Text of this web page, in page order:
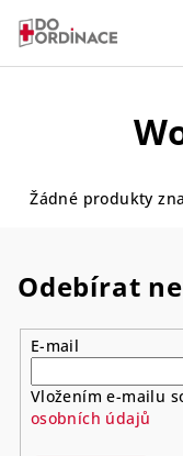
obsah
Žádné produkty
Odebírat
E-mail
Vložením e-mailu
osobních údajů